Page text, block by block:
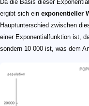
Da die Basis dieser
ergibt sich ein exponentieller
Hauptunterschied zwischen
einer Exponentialfunktion ist,
sondern 10 000 ist, was dem